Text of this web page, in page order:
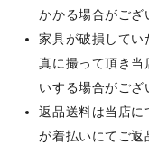
かかる場合がござ
家具が破損してい
真に撮って頂き当
いする場合がござ
返品送料は当店に
が着払いにてご返